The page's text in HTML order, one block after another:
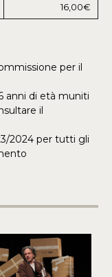
16,00€
per il
anni di età muniti
il
2024 per tutti gli